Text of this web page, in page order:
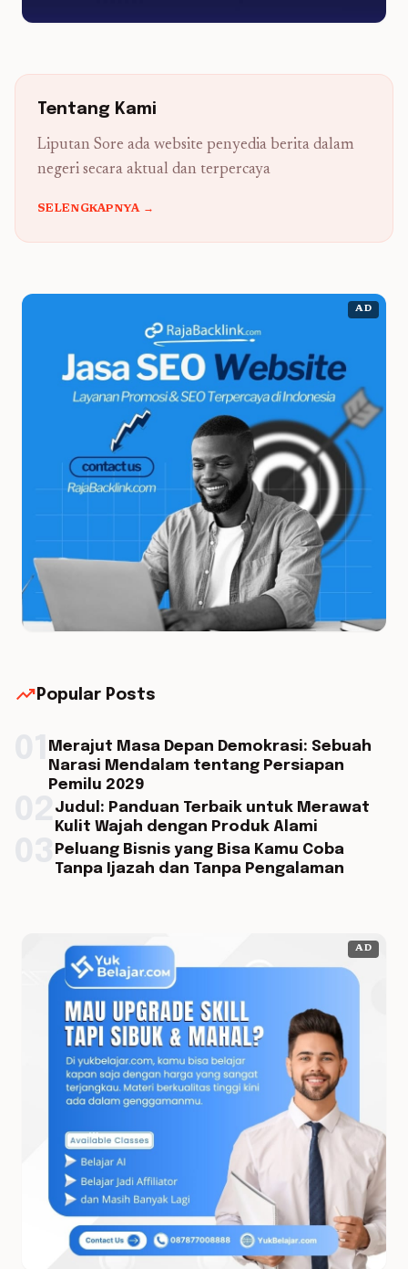
Tentang Kami
Liputan Sore ada website penyedia berita dalam
negeri secara aktual dan terpercaya
SELENGKAPNYA →
AD
trending_up Popular Posts
Merajut Masa Depan Demokrasi: Sebuah
Narasi Mendalam tentang Persiapan
Pemilu 2029
Judul: Panduan Terbaik untuk Merawat
Kulit Wajah dengan Produk Alami
Peluang Bisnis yang Bisa Kamu Coba
Tanpa Ijazah dan Tanpa Pengalaman
AD